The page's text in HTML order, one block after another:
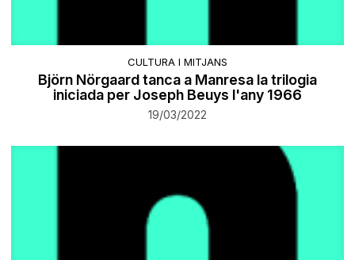
CULTURA I MITJANS
Björn Nörgaard tanca a Manresa la trilogia
iniciada per Joseph Beuys l'any 1966
19/03/2022